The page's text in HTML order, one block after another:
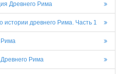
Древнего Рима
истории древнего Рима. Часть 1
Рима
Рима